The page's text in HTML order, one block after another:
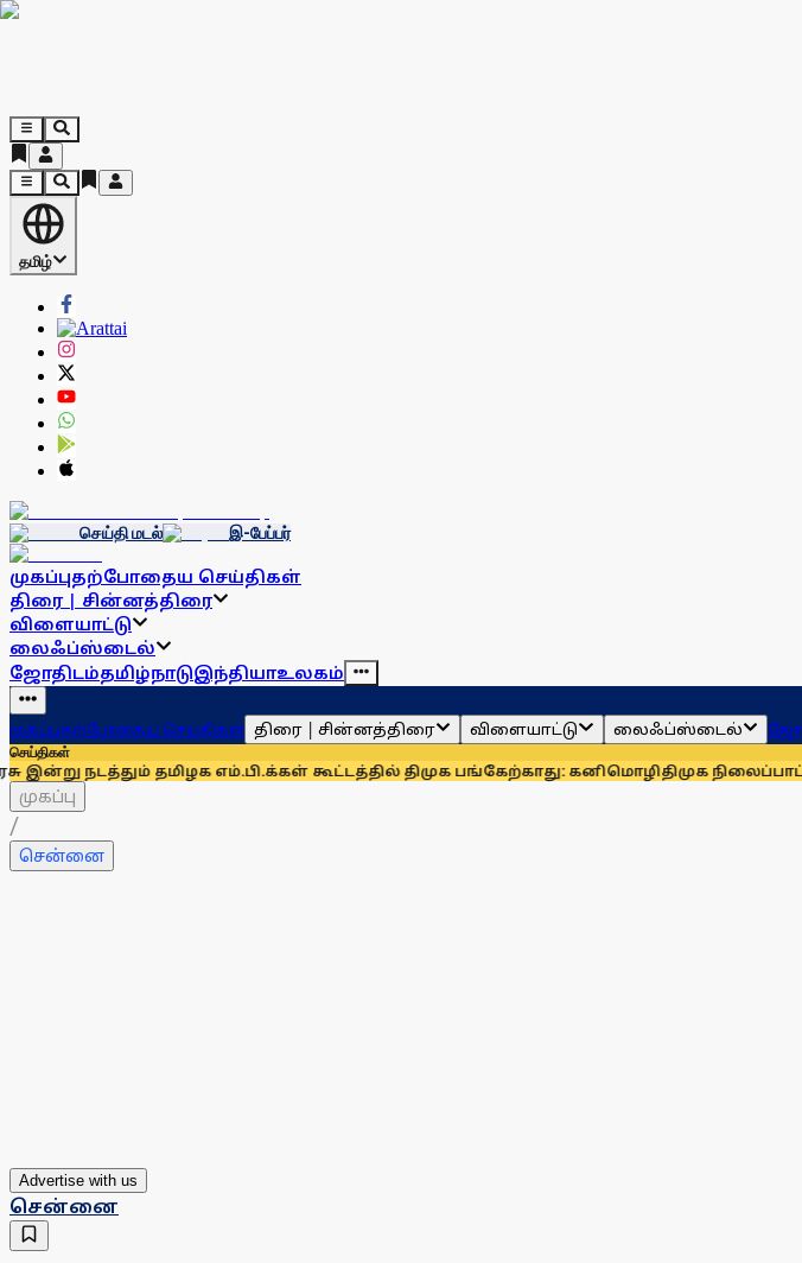
தமிழ்
செய்தி மடல் இ-பேப்பர்
முகப்புதற்போதைய செய்திகள்
திரை | சின்னத்திரை
விளையாட்டு
லைஃப்ஸ்டைல்
ஜோதிடம்தமிழ்நாடுஇந்தியாஉலகம்
முகப்புதற்போதைய செய்திகள் திரை | சின்னத்திரை விளையாட்டு லைஃப்ஸ்டைல்
செய்திகள்
தமிழக எம்.பி.க்கள் கூட்டத்தில் திமுக பங்கேற்காது: கனிமொழிதிமுக நிலைப்பாட்டை அறிய
முகப்பு
/
சென்னை
Advertise with us
சென்னை